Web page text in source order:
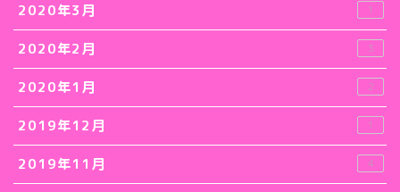
2020年3月 1
2020年2月 3
2020年1月 2
2019年12月 1
2019年11月 4